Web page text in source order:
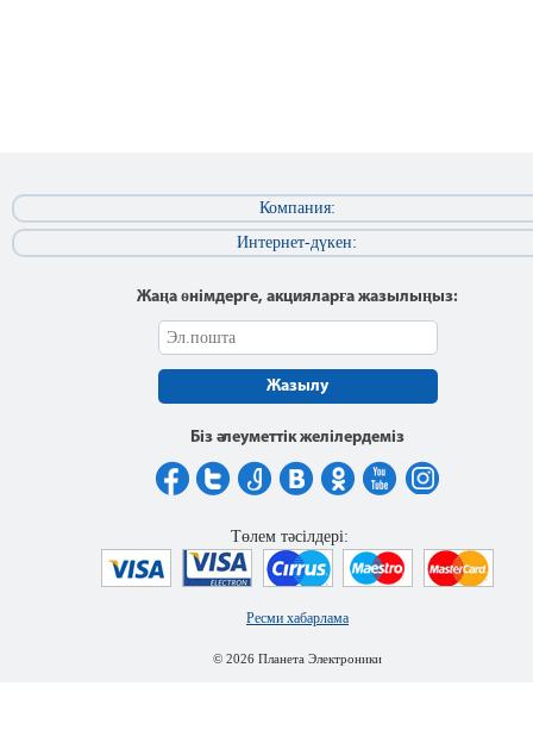
Компания:
Интернет-дүкен:
Жаңа өнімдерге, акцияларға жазылыңыз:
Жазылу
Біз әлеуметтік желілердеміз
Ресми хабарлама
© 2026 Планета Электроники
Төлем тәсілдері: